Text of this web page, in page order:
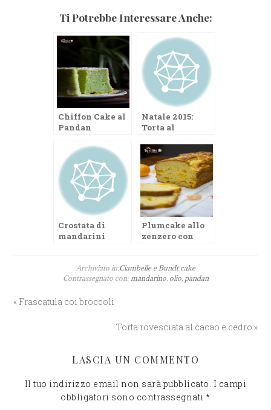
Ti Potrebbe Interessare Anche:
Chiffon Cake al
Pandan
Natale 2015:
Torta al
Crostata di
mandarini
Plumcake allo
zenzero con
Archiviato in:Ciambelle e Bundt cake
Contrassegnato con: mandarino, olio, pandan
« Frascatula coi broccoli
Torta rovesciata al cacao e cedro »
LASCIA UN COMMENTO
Il tuo indirizzo email non sarà pubblicato. I campi
obbligatori sono contrassegnati*